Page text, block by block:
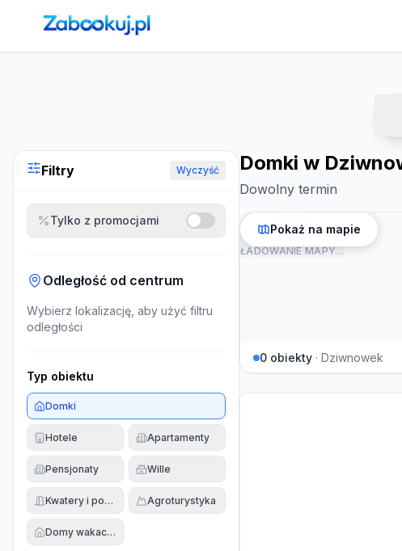
Strona główna ›Noclegi
Filtry Wyczyść
Tylko z promocjami
Odległość od centrum
Wybierz lokalizację, aby użyć filtru
odległości
Typ obiektu
Domki
Hotele Apartamenty
Pensjonaty Wille
Kwatery i pokoje Agroturystyka
Domy wakacyjne
Domki w
Dowolny termin
ŁADOWANIE MAPY…
Pokaż na mapie
0 obiekty · Dziwnowek